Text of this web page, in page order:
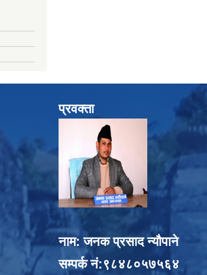
प्रवक्ता
नाम: जनक प्रसाद न्यौपाने
सम्पर्क नं:९८४८०५७५६४